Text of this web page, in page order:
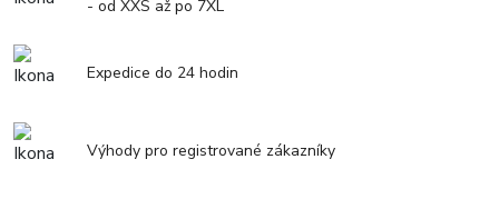
- od XXS až po 7XL
Expedice do 24 hodin
Výhody pro registrované zákazníky